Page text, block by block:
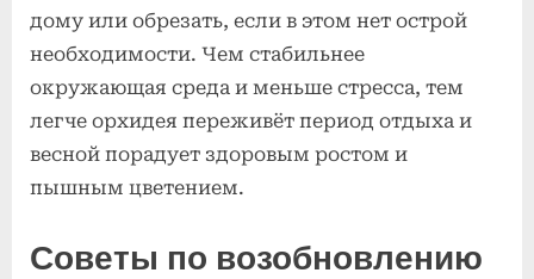
дому или обрезать, если в этом нет острой
необходимости. Чем стабильнее
окружающая среда и меньше стресса, тем
легче орхидея переживёт период отдыха и
весной порадует здоровым ростом и
пышным цветением.
Советы по возобновлению